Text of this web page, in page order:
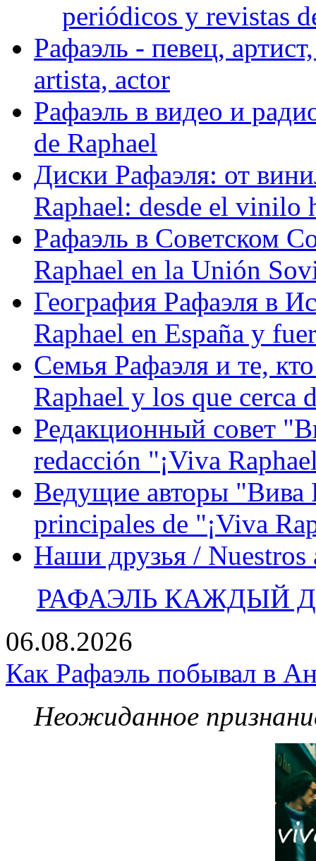
periódicos y revistas
Рафаэль - певец,
artista, actor
Рафаэль в видео и
de Raphael
Диски Рафаэля: от
Raphael: desde el vinilo
Рафаэль в Советском
Raphael en la Unión
География Рафаэля в
Raphael en España y
Семья Рафаэля и те,
Raphael y los que cerca
Редакционный совет
redacción "¡Viva
Ведущие авторы "Вива
principales de "¡Viva
Наши друзья / Nuestros
РАФАЭЛЬ КАЖДЫЙ
06.08.2026
Как Рафаэль побывал в
Неожиданное